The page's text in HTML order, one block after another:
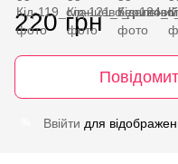
220 грн
Ввійти для